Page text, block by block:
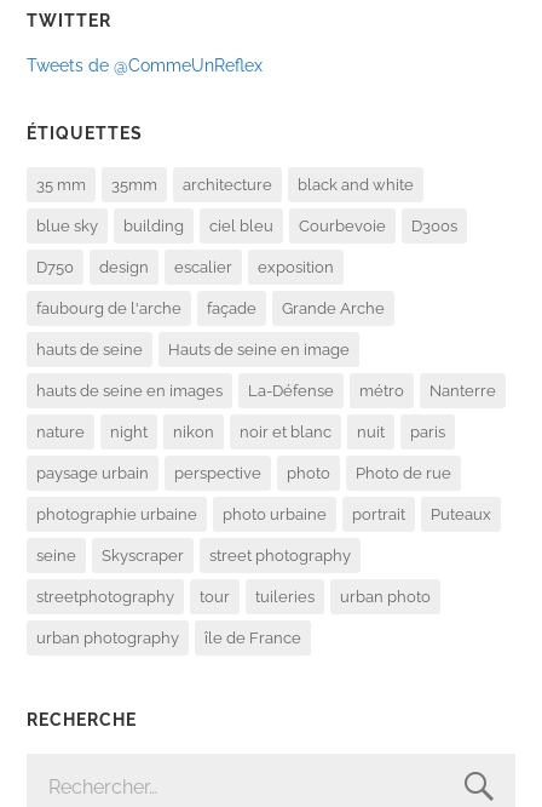
TWITTER
Tweets de @CommeUnReflex
ÉTIQUETTES
35 mm 35mm architecture black and white
blue sky building ciel bleu Courbevoie D300s
D750 design escalier exposition
faubourg de l'arche façade Grande Arche
hauts de seine Hauts de seine en image
hauts de seine en images La-Défense métro Nanterre
nature night nikon noir et blanc nuit paris
paysage urbain perspective photo Photo de rue
photographie urbaine photo urbaine portrait Puteaux
seine Skyscraper street photography
streetphotography tour tuileries urban photo
urban photography île de France
RECHERCHE